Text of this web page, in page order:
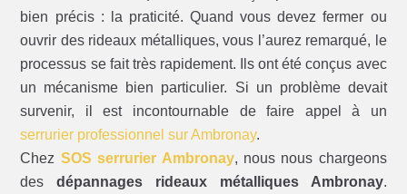
bien précis : la praticité. Quand vous devez fermer ou
ouvrir des rideaux métalliques, vous l’aurez remarqué, le
processus se fait très rapidement. Ils ont été conçus avec
un mécanisme bien particulier. Si un problème devait
survenir, il est incontournable de faire appel à un
serrurier professionnel sur Ambronay.
Chez SOS serrurier Ambronay, nous nous chargeons
desdépannages rideaux métalliques Ambronay.